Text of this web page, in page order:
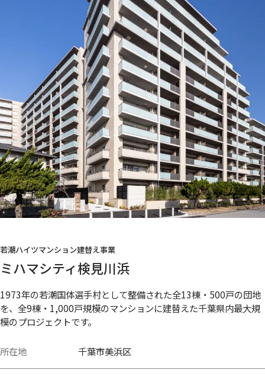
若潮ハイツマンション建替え事業
ミハマシティ検見川浜
1973年の若潮国体選手村として整備された全13棟・500戸の団地
を、全9棟・1,000戸規模のマンションに建替えた千葉県内最大規
模のプロジェクトです。
所在地 千葉市美浜区